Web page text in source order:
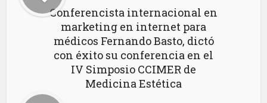
Conferencista internacional en
marketing en internet para
médicos Fernando Basto, dictó
con éxito su conferencia en el
IV Simposio CCIMER de
Medicina Estética